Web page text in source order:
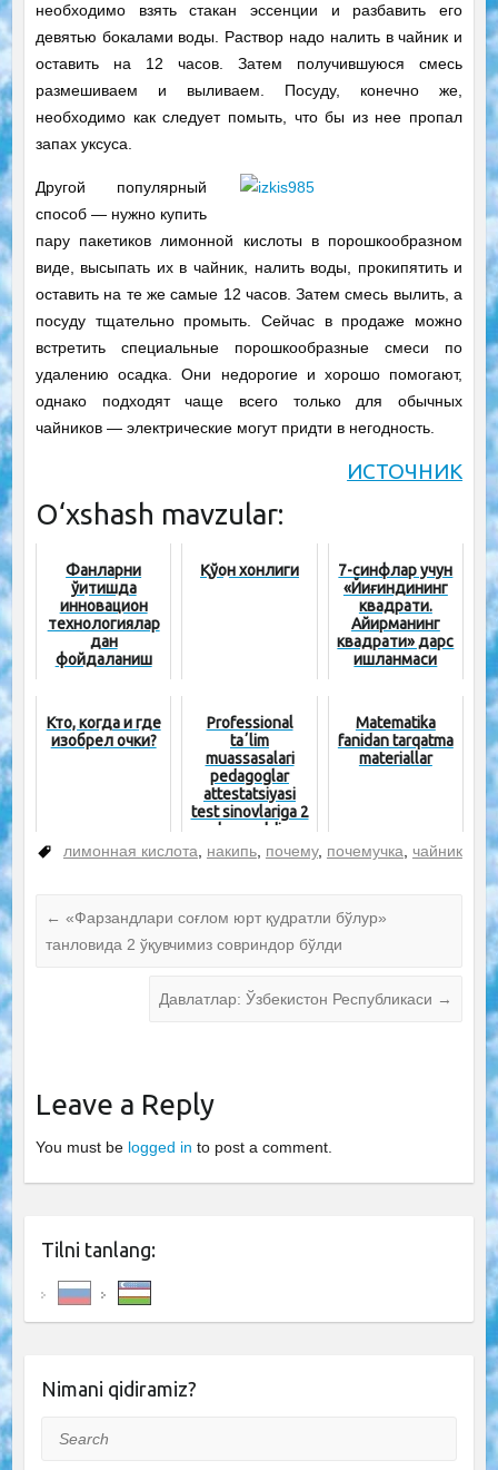
необходимо взять стакан эссенции и разбавить его
девятью бокалами воды. Раствор надо налить в чайник и
оставить на 12 часов. Затем получившуюся смесь
размешиваем и выливаем. Посуду, конечно же,
необходимо как следует помыть, что бы из нее пропал
запах уксуса.
Другой популярный
способ — нужно купить
пару пакетиков лимонной кислоты в порошкообразном
виде, высыпать их в чайник, налить воды, прокипятить и
оставить на те же самые 12 часов. Затем смесь вылить, а
посуду тщательно промыть. Сейчас в продаже можно
встретить специальные порошкообразные смеси по
удалению осадка. Они недорогие и хорошо помогают,
однако подходят чаще всего только для обычных
чайников — электрические могут придти в негодность.
ИСТОЧНИК
O‘xshash mavzular:
Фанларни
ўқитишда
инновацион
технологиялар
дан
фойдаланиш
Қўқон хонлиги
7-синфлар учун
«Йиғиндининг
квадрати.
Айирманинг
квадрати» дарс
ишланмаси
Кто, когда и где
изобрел очки?
Professional
taʼlim
muassasalari
pedagoglar
attestatsiyasi
test sinovlariga 2
kun qoldi
Matematika
fanidan tarqatma
materiallar
лимонная кислота накипь, почему, почемучка чайник
← «Фарзандлари соғлом юрт қудратли бўлур»
танловида 2 ўқувчимиз совриндор бўлди
Давлатлар: Ўзбекистон Республикаси →
Leave a Reply
You must be logged in to post a comment.
Tilni tanlang:
Nimani qidiramiz?
Search